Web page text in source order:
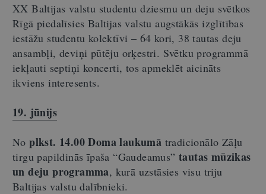
XX Baltijas valstu studentu dziesmu un deju svētkos
Rīgā piedalīsies Baltijas valstu augstākās izglītības
iestāžu studentu kolektīvi – 64 kori, 38 tautas deju
ansambļi, deviņi pūtēju orķestri. Svētku programmā
iekļauti septiņi koncerti, tos apmeklēt aicināts
ikviens interesents.
19. jūnijs
Noplkst. 14.00 Doma laukumā tradicionālo Zāļu
tirgu papildinās īpaša “Gaudeamus” tautas mūzikas
un deju programma, kurā uzstāsies visu triju
Baltijas valstu dalībnieki.